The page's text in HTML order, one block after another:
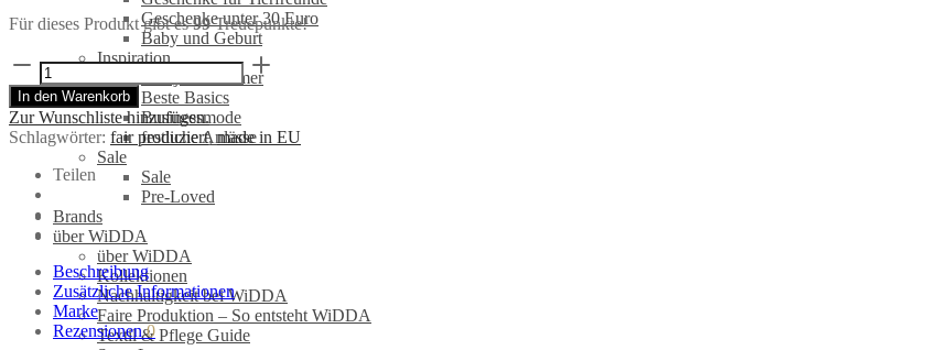
Geschenke unter 30 Euro
Baby und Geburt
Inspiration
Frühjahr/Sommer
Beste Basics
Businessmode
festliche Anlässe
Sale
Sale
Pre-Loved
Brands
über WiDDA
über WiDDA
Kollektionen
Nachhaltigkeit bei WiDDA
Faire Produktion – So entsteht WiDDA
Textil & Pflege Guide
Für dieses Produkt gibt es99Treuepunkte!
WRAP
Sommerbluse
mit
Spitze
-
Menge
In den Warenkorb
Zur Wunschliste hinzufügen.
Schlagwörter: fair produziert,made in EU
Teilen
Beschreibung
Zusätzliche Informationen
Marke
Rezensionen0